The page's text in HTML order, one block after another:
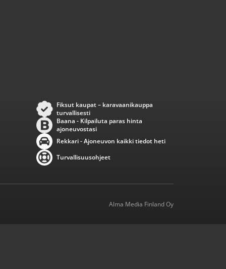
Fiksut kaupat – karavaanikauppa
turvallisesti
Baana - Kilpailuta paras hinta
ajoneuvostasi
Rekkari - Ajoneuvon kaikki tiedot heti
Turvallisuusohjeet
Alma Media Finland Oy